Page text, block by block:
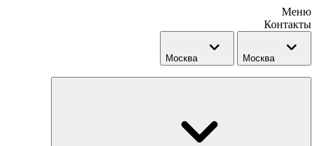
Меню
Контакты
Москва Москва